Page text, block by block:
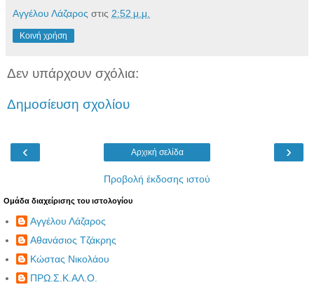
Αγγέλου Λάζαρος στις 2:52 μ.μ.
Κοινή χρήση
Δεν υπάρχουν σχόλια:
Δημοσίευση σχολίου
‹ ›
Αρχική σελίδα
Προβολή έκδοσης ιστού
Ομάδα διαχείρισης του ιστολογίου
Αγγέλου Λάζαρος
Αθανάσιος Τζάκρης
Κώστας Νικολάου
ΠΡΩ.Σ.Κ.ΑΛ.Ο.